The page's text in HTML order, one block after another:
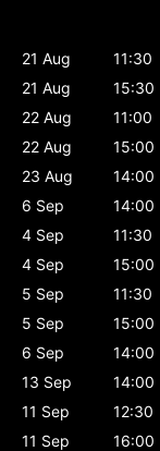
21 Aug
11:30
21 Aug
15:30
22 Aug
11:00
22 Aug
15:00
23 Aug
14:00
6 Sep
14:00
4 Sep
11:30
4 Sep
15:00
5 Sep
11:30
5 Sep
15:00
6 Sep
14:00
13 Sep
14:00
11 Sep
12:30
11 Sep
16:00